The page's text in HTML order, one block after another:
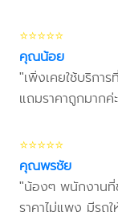
⭐⭐⭐⭐⭐
คุณน้อย
"เพิ่งเคยใช้บริกา
แถมราคาถูกมากค่
⭐⭐⭐⭐⭐
คุณพรชัย
"น้องๆ พนักงานที่
ราคาไม่แพง มีรถ